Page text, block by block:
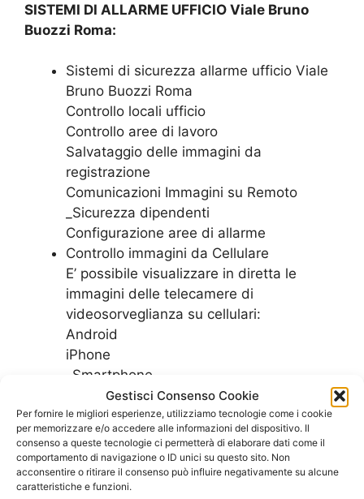
Gestisci Consenso Cookie
Per fornire le migliori esperienze, utilizziamo tecnologie come i cookie
per memorizzare e/o accedere alle informazioni del dispositivo. Il
consenso a queste tecnologie ci permetterà di elaborare dati come il
comportamento di navigazione o ID unici su questo sito. Non
acconsentire o ritirare il consenso può influire negativamente su alcune
caratteristiche e funzioni.
SISTEMI DI ALLARME UFFICIO Viale Bruno
Buozzi Roma:
Sistemi di sicurezza allarme ufficio Viale
Bruno Buozzi Roma
Controllo locali ufficio
Controllo aree di lavoro
Salvataggio delle immagini da
registrazione
Comunicazioni Immagini su Remoto
_Sicurezza dipendenti
Configurazione aree di allarme
Controllo immagini da Cellulare
E’ possibile visualizzare in diretta le
immagini delle telecamere di
videosorveglianza su cellulari:
Android
iPhone
_Smartphone
Android
_Samsung
Controlla le nostre offerte per vedere quale
piano tarriffario di adatta meglio alle esigenze